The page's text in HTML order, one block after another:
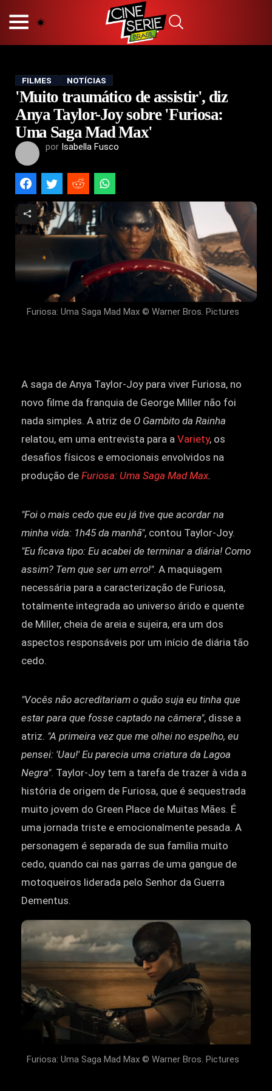
POLÍTICA DE PRIVACIDADE
TERMOS E CONDIÇÕES
CONTATO
Hot
Popular
Tendência
Filmes
Séries
FILMES NOTÍCIAS
'Muito traumático de assistir', diz
Anya Taylor-Joy sobre 'Furiosa:
Uma Saga Mad Max'
por Isabella Fusco
Furiosa: Uma Saga Mad Max © Warner Bros. Pictures
A saga de Anya Taylor-Joy para viver Furiosa, no
novo filme da franquia de George Miller não foi
nada simples. A atriz de O Gambito da Rainha
relatou, em uma entrevista para a Variety, os
desafios físicos e emocionais envolvidos na
produção de Furiosa: Uma Saga Mad Max.
"Foi o mais cedo que eu já tive que acordar na
minha vida: 1h45 da manhã", contou Taylor-Joy.
"Eu ficava tipo: Eu acabei de terminar a diária! Como
assim? Tem que ser um erro!". A maquiagem
necessária para a caracterização de Furiosa,
totalmente integrada ao universo árido e quente
de Miller, cheia de areia e sujeira, era um dos
aspectos responsáveis por um início de diária tão
cedo.
"Vocês não acreditariam o quão suja eu tinha que
estar para que fosse captado na câmera", disse a
atriz. "A primeira vez que me olhei no espelho, eu
pensei: 'Uau!' Eu parecia uma criatura da Lagoa
Negra". Taylor-Joy tem a tarefa de trazer à vida a
história de origem de Furiosa, que é sequestrada
muito jovem do Green Place de Muitas Mães. É
uma jornada triste e emocionalmente pesada. A
personagem é separada de sua família muito
cedo, quando cai nas garras de uma gangue de
motoqueiros liderada pelo Senhor da Guerra
Dementus.
Furiosa: Uma Saga Mad Max © Warner Bros. Pictures